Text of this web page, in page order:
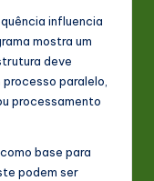
influencia
mostra um
deve
paralelo,
processamento
base para
podem ser